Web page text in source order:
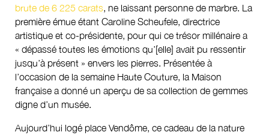
brute de 6 225 carats, ne laissant personne de marbre. La
première émue étant Caroline Scheufele, directrice
artistique et co-présidente, pour qui ce trésor millénaire a
« dépassé toutes les émotions qu’[elle] avait pu ressentir
jusqu’à présent » envers les pierres. Présentée à
l’occasion de la semaine Haute Couture, la Maison
française a donné un aperçu de sa collection de gemmes
digne d’un musée.
Aujourd’hui logé place Vendôme, ce cadeau de la nature